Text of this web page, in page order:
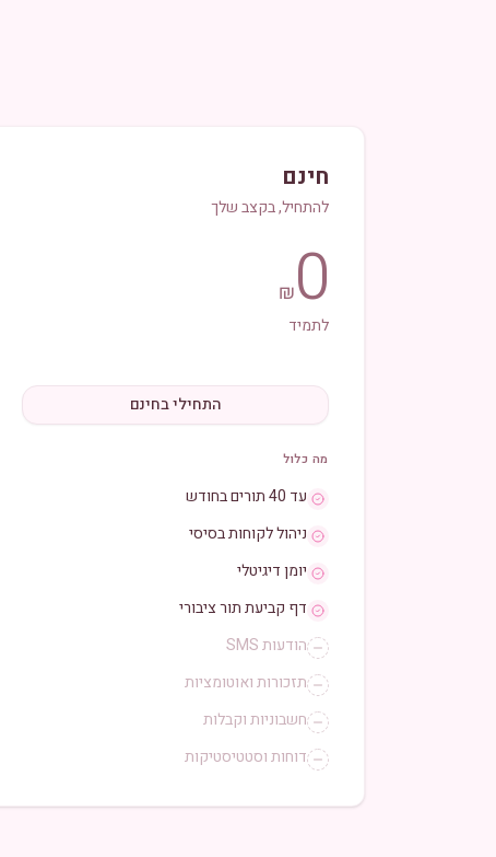
חינם
להתחיל, בקצב שלך
0
₪
לתמיד
התחילי בחינם
מה כלול
עד 40 תורים בחודש
ניהול לקוחות בסיסי
יומן דיגיטלי
דף קביעת תור ציבורי
הודעות SMS
תזכורות ואוטומציות
חשבוניות וקבלות
דוחות וסטטיסטיקות